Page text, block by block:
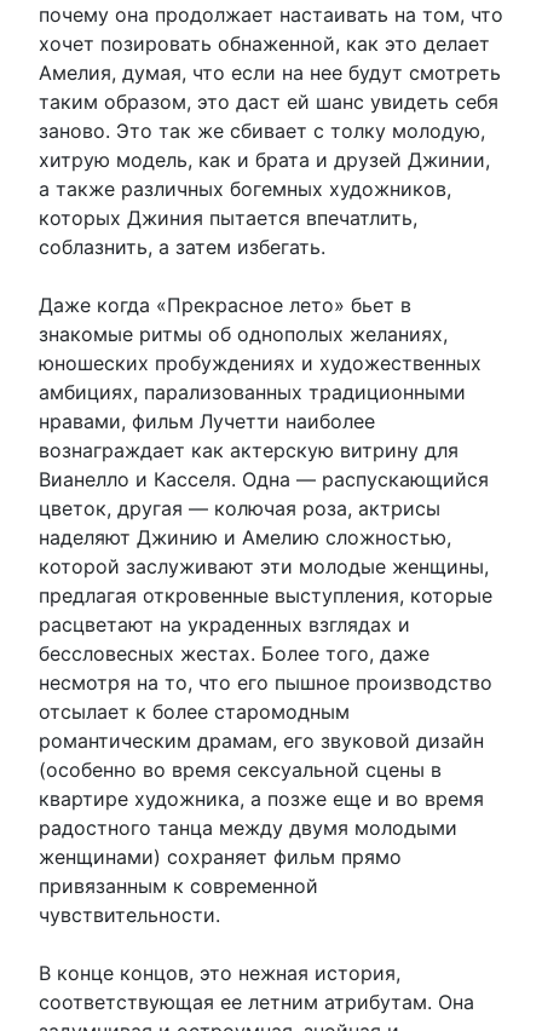
почему она продолжает настаивать на том, что
хочет позировать обнаженной, как это делает
Амелия, думая, что если на нее будут смотреть
таким образом, это даст ей шанс увидеть себя
заново. Это так же сбивает с толку молодую,
хитрую модель, как и брата и друзей Джинии,
а также различных богемных художников,
которых Джиния пытается впечатлить,
соблазнить, а затем избегать.
Даже когда «Прекрасное лето» бьет в
знакомые ритмы об однополых желаниях,
юношеских пробуждениях и художественных
амбициях, парализованных традиционными
нравами, фильм Лучетти наиболее
вознаграждает как актерскую витрину для
Вианелло и Касселя. Одна — распускающийся
цветок, другая — колючая роза, актрисы
наделяют Джинию и Амелию сложностью,
которой заслуживают эти молодые женщины,
предлагая откровенные выступления, которые
расцветают на украденных взглядах и
бессловесных жестах. Более того, даже
несмотря на то, что его пышное производство
отсылает к более старомодным
романтическим драмам, его звуковой дизайн
(особенно во время сексуальной сцены в
квартире художника, а позже еще и во время
радостного танца между двумя молодыми
женщинами) сохраняет фильм прямо
привязанным к современной
чувствительности.
В конце концов, это нежная история,
соответствующая ее летним атрибутам. Она